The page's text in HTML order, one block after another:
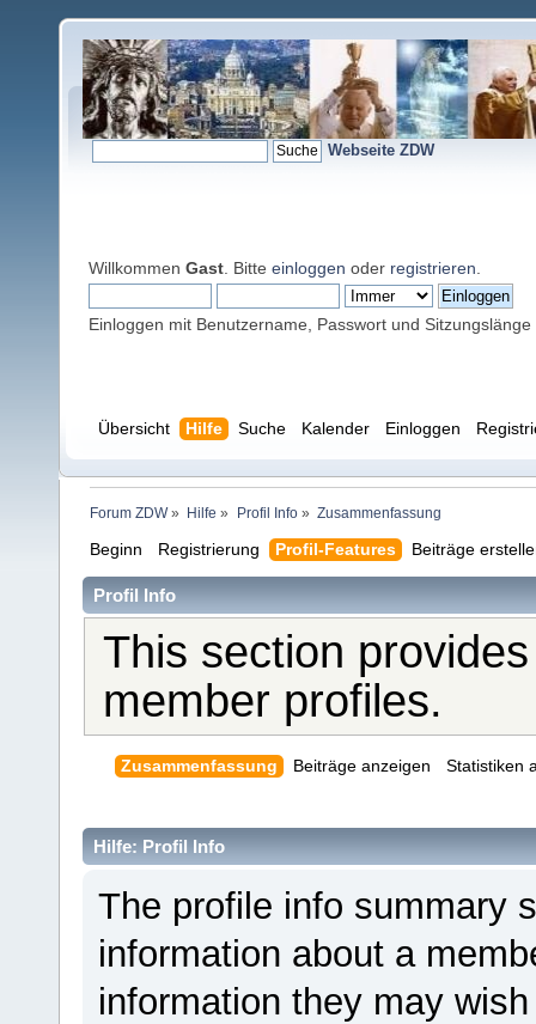
Webseite ZDW
Willkommen Gast . Bitte einloggen oder registrieren
Einloggen mit Benutzername, Passwort und Sitzungslänge
Übersicht Hilfe Suche Kalender Einloggen
Forum ZDW» Hilfe » Profil Info» Zusammenfassung
Beginn Registrierung Profil-Features Beiträge
Profil Info
This section
member profiles.
Zusammenfassung Beiträge anzeigen Statistiken
Hilfe: Profil Info
The profile info summary
information about a
information they may